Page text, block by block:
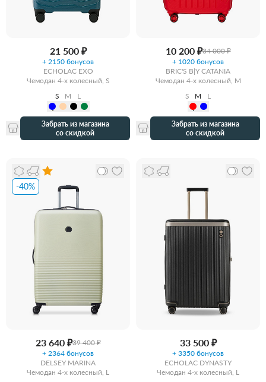
21 500 ₽
+ 2150 бонусов
ECHOLAC EXO
Чемодан 4-х колесный, S
S
M L
Забрать из магазина
со скидкой
10 200 ₽34 000 ₽
+ 1020 бонусов
BRIC'S B|Y CATANIA
Чемодан 4-х колесный, M
S
M L
Забрать из магазина
со скидкой
-40%
23 640 ₽39 400 ₽
+ 2364 бонусов
DELSEY MARINA
Чемодан 4-х колесный, L
33 500 ₽
+ 3350 бонусов
ECHOLAC DYNASTY
Чемодан 4-х колесный, L